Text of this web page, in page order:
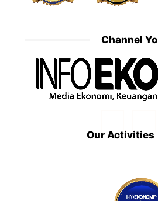
Channel
Our Activities